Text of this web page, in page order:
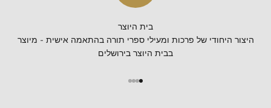
בית היוצר
היצור היחודי של פרכות ומעילי ספרי תורה בהתאמה אישית - מיוצר
בבית היוצר בירושלים